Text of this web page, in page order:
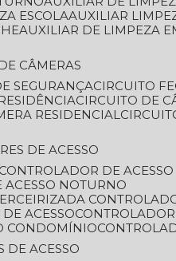
ESCOLA AUXILIAR
AUXILIAR DE LIMPEZA
CÂMERAS
SEGURANÇA
CIRCUITO
CIRCUITO DE
RESIDENCIAL
DE ACESSO
DE ACESSO
ACESSO NOTURNO
ACESSO
CONDOMÍNIO
DE ACESSO